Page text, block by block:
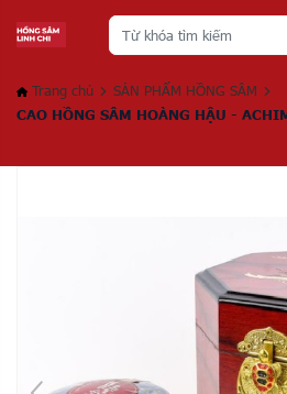
Trang chủ
SẢN PHẨM HỒNG SÂM
CAO HỒNG SÂM HOÀNG HẬU -